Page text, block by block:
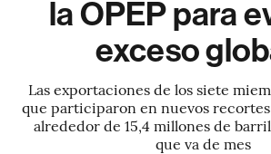
la OPEP para
exceso
Las exportaciones de los siete
que participaron en nuevos
alrededor de 15,4 millones de
que va de mes